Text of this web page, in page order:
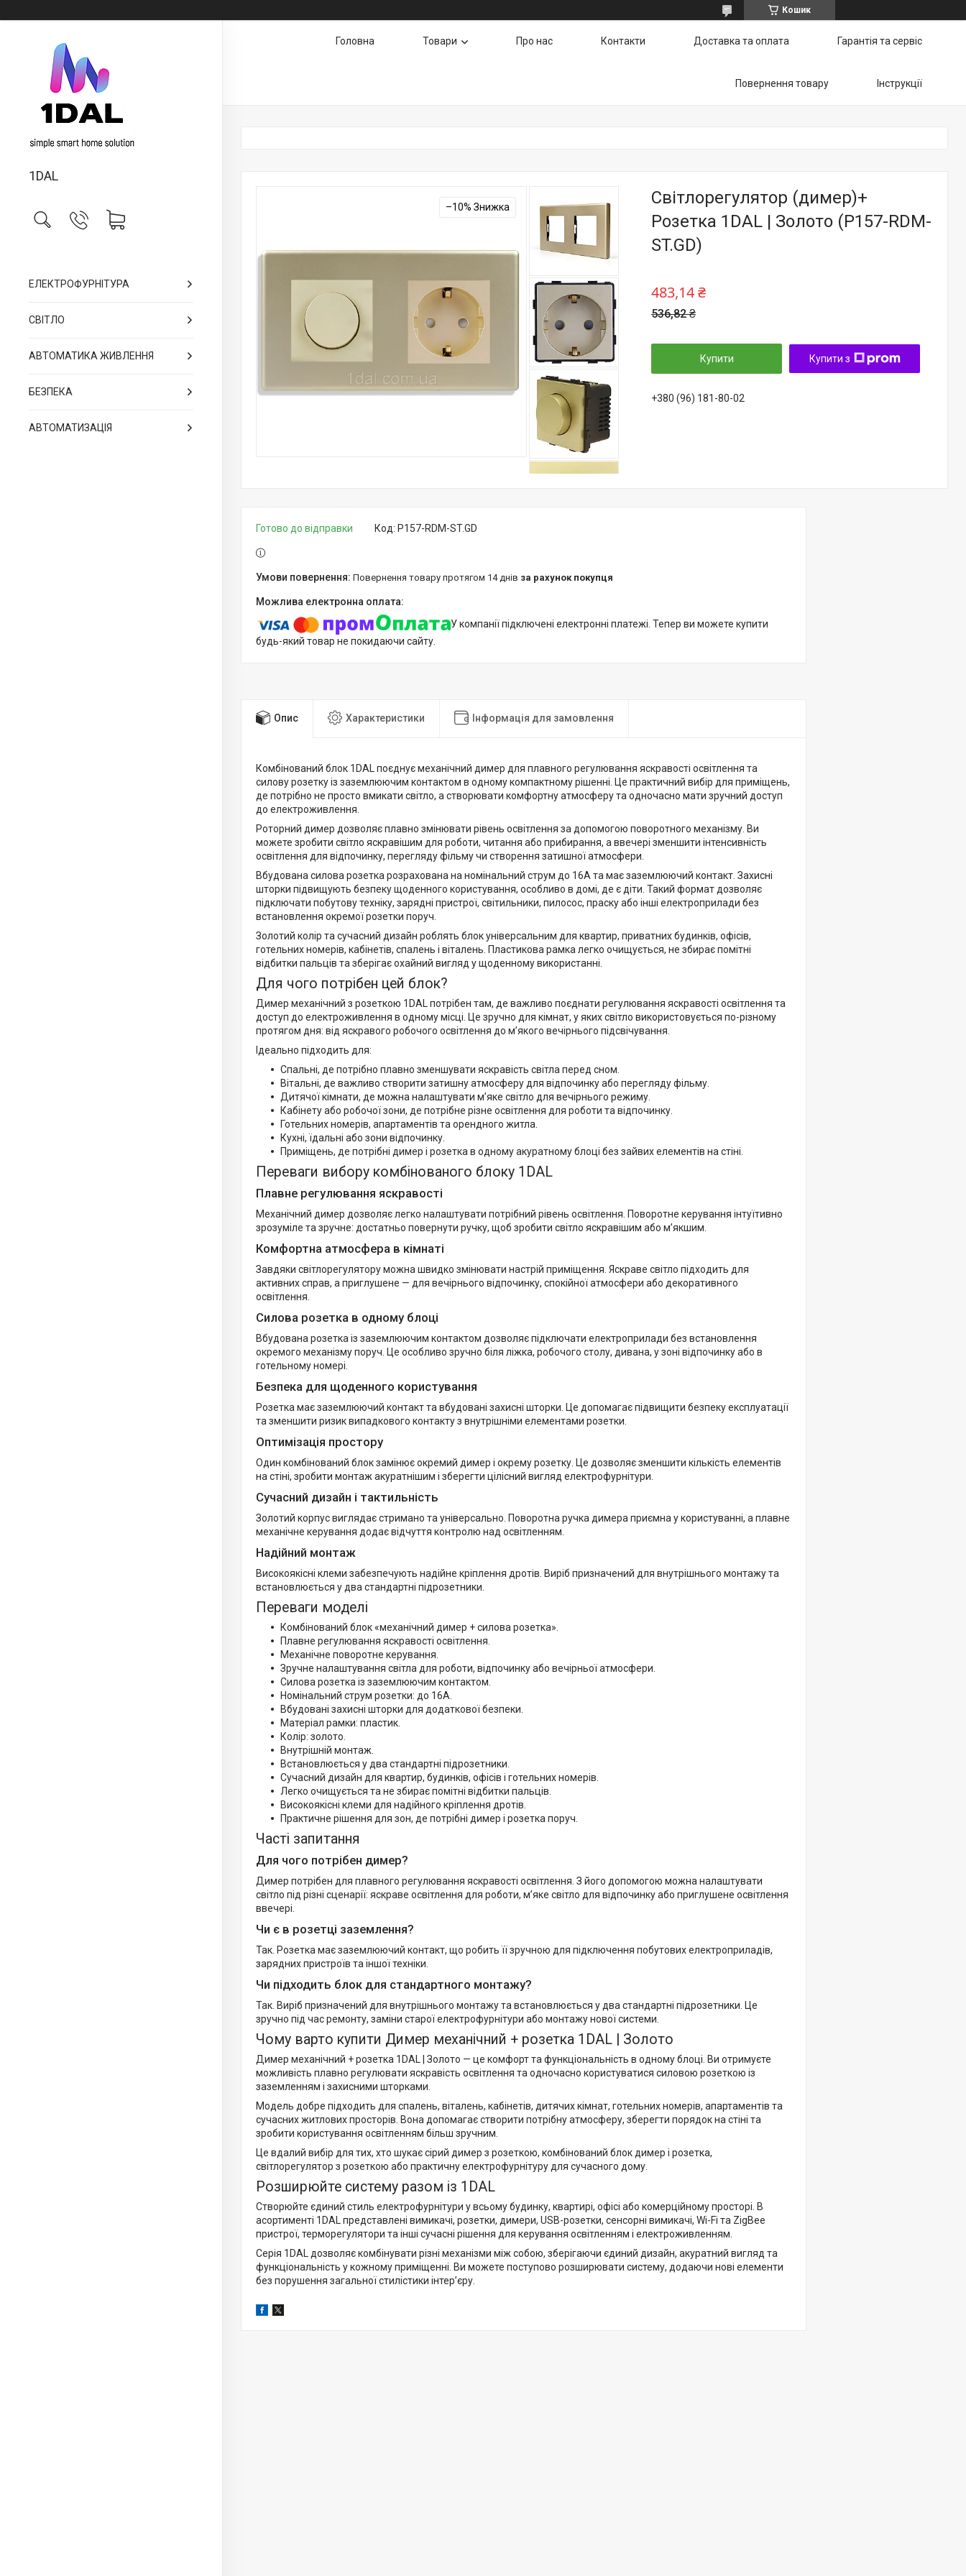
Кошик
1DAL
ЕЛЕКТРОФУРНІТУРА
СВІТЛО
АВТОМАТИКА ЖИВЛЕННЯ
БЕЗПЕКА
АВТОМАТИЗАЦІЯ
Головна Товари Про нас Контакти Доставка та оплата Гарантія та сервіс
Повернення товару Інструкції
–10%
Світлорегулятор (димер)+
Розетка 1DAL | Золото (P157-RDM-
ST.GD)
536,82 ₴
483,14 ₴
Купити Купити з
+380 (96) 181-80-02
Готово до відправки Код: P157-RDM-ST.GD
повернення товару протягом 14 днів за рахунок покупця
У компанії підключені електронні платежі. Тепер ви можете купити
будь-який товар не покидаючи сайту.
Опис Характеристики Інформація для замовлення
Комбінований блок 1DAL поєднує механічний димер для плавного регулювання яскравості освітлення та
силову розетку із заземлюючим контактом в одному компактному рішенні. Це практичний вибір для приміщень,
де потрібно не просто вмикати світло, а створювати комфортну атмосферу та одночасно мати зручний доступ
до електроживлення.
Роторний димер дозволяє плавно змінювати рівень освітлення за допомогою поворотного механізму. Ви
можете зробити світло яскравішим для роботи, читання або прибирання, а ввечері зменшити інтенсивність
освітлення для відпочинку, перегляду фільму чи створення затишної атмосфери.
Вбудована силова розетка розрахована на номінальний струм до 16А та має заземлюючий контакт. Захисні
шторки підвищують безпеку щоденного користування, особливо в домі, де є діти. Такий формат дозволяє
підключати побутову техніку, зарядні пристрої, світильники, пилосос, праску або інші електроприлади без
встановлення окремої розетки поруч.
Золотий колір та сучасний дизайн роблять блок універсальним для квартир, приватних будинків, офісів,
готельних номерів, кабінетів, спалень і віталень. Пластикова рамка легко очищується, не збирає помітні
відбитки пальців та зберігає охайний вигляд у щоденному використанні.
Для чого потрібен цей блок?
Димер механічний з розеткою 1DAL потрібен там, де важливо поєднати регулювання яскравості освітлення та
доступ до електроживлення в одному місці. Це зручно для кімнат, у яких світло використовується по-різному
протягом дня: від яскравого робочого освітлення до м’якого вечірнього підсвічування.
Ідеально підходить для:
Спальні, де потрібно плавно зменшувати яскравість світла перед сном.
Вітальні, де важливо створити затишну атмосферу для відпочинку або перегляду фільму.
Дитячої кімнати, де можна налаштувати м’яке світло для вечірнього режиму.
Кабінету або робочої зони, де потрібне різне освітлення для роботи та відпочинку.
Готельних номерів, апартаментів та орендного житла.
Кухні, їдальні або зони відпочинку.
Приміщень, де потрібні димер і розетка в одному акуратному блоці без зайвих елементів на стіні.
Переваги вибору комбінованого блоку 1DAL
Плавне регулювання яскравості
Механічний димер дозволяє легко налаштувати потрібний рівень освітлення. Поворотне керування інтуїтивно
зрозуміле та зручне: достатньо повернути ручку, щоб зробити світло яскравішим або м’якшим.
Комфортна атмосфера в кімнаті
Завдяки світлорегулятору можна швидко змінювати настрій приміщення. Яскраве світло підходить для
активних справ, а приглушене — для вечірнього відпочинку, спокійної атмосфери або декоративного
освітлення.
Силова розетка в одному блоці
Вбудована розетка із заземлюючим контактом дозволяє підключати електроприлади без встановлення
окремого механізму поруч. Це особливо зручно біля ліжка, робочого столу, дивана, у зоні відпочинку або в
готельному номері.
Безпека для щоденного користування
Розетка має заземлюючий контакт та вбудовані захисні шторки. Це допомагає підвищити безпеку експлуатації
та зменшити ризик випадкового контакту з внутрішніми елементами розетки.
Оптимізація простору
Один комбінований блок замінює окремий димер і окрему розетку. Це дозволяє зменшити кількість елементів
на стіні, зробити монтаж акуратнішим і зберегти цілісний вигляд електрофурнітури.
Сучасний дизайн і тактильність
Золотий корпус виглядає стримано та універсально. Поворотна ручка димера приємна у користуванні, а плавне
механічне керування додає відчуття контролю над освітленням.
Надійний монтаж
Високоякісні клеми забезпечують надійне кріплення дротів. Виріб призначений для внутрішнього монтажу та
встановлюється у два стандартні підрозетники.
Переваги моделі
Комбінований блок «механічний димер + силова розетка».
Плавне регулювання яскравості освітлення.
Механічне поворотне керування.
Зручне налаштування світла для роботи, відпочинку або вечірньої атмосфери.
Силова розетка із заземлюючим контактом.
Номінальний струм розетки: до 16А.
Вбудовані захисні шторки для додаткової безпеки.
Матеріал рамки: пластик.
Колір: золото.
Внутрішній монтаж.
Встановлюється у два стандартні підрозетники.
Сучасний дизайн для квартир, будинків, офісів і готельних номерів.
Легко очищується та не збирає помітні відбитки пальців.
Високоякісні клеми для надійного кріплення дротів.
Практичне рішення для зон, де потрібні димер і розетка поруч.
Часті запитання
Для чого потрібен димер?
Димер потрібен для плавного регулювання яскравості освітлення. З його допомогою можна налаштувати
світло під різні сценарії: яскраве освітлення для роботи, м’яке світло для відпочинку або приглушене освітлення
ввечері.
Чи є в розетці заземлення?
Так. Розетка має заземлюючий контакт, що робить її зручною для підключення побутових електроприладів,
зарядних пристроїв та іншої техніки.
Чи підходить блок для стандартного монтажу?
Так. Виріб призначений для внутрішнього монтажу та встановлюється у два стандартні підрозетники. Це
зручно під час ремонту, заміни старої електрофурнітури або монтажу нової системи.
Чому варто купити Димер механічний + розетка 1DAL | Золото
Димер механічний + розетка 1DAL | Золото — це комфорт та функціональність в одному блоці. Ви отримуєте
можливість плавно регулювати яскравість освітлення та одночасно користуватися силовою розеткою із
заземленням і захисними шторками.
Модель добре підходить для спалень, віталень, кабінетів, дитячих кімнат, готельних номерів, апартаментів та
сучасних житлових просторів. Вона допомагає створити потрібну атмосферу, зберегти порядок на стіні та
зробити користування освітленням більш зручним.
Це вдалий вибір для тих, хто шукає сірий димер з розеткою, комбінований блок димер і розетка,
світлорегулятор з розеткою або практичну електрофурнітуру для сучасного дому.
Розширюйте систему разом із 1DAL
Створюйте єдиний стиль електрофурнітури у всьому будинку, квартирі, офісі або комерційному просторі. В
асортименті 1DAL представлені вимикачі, розетки, димери, USB-розетки, сенсорні вимикачі, Wi-Fi та ZigBee
пристрої, терморегулятори та інші сучасні рішення для керування освітленням і електроживленням.
Серія 1DAL дозволяє комбінувати різні механізми між собою, зберігаючи єдиний дизайн, акуратний вигляд та
функціональність у кожному приміщенні. Ви можете поступово розширювати систему, додаючи нові елементи
без порушення загальної стилістики інтер’єру.